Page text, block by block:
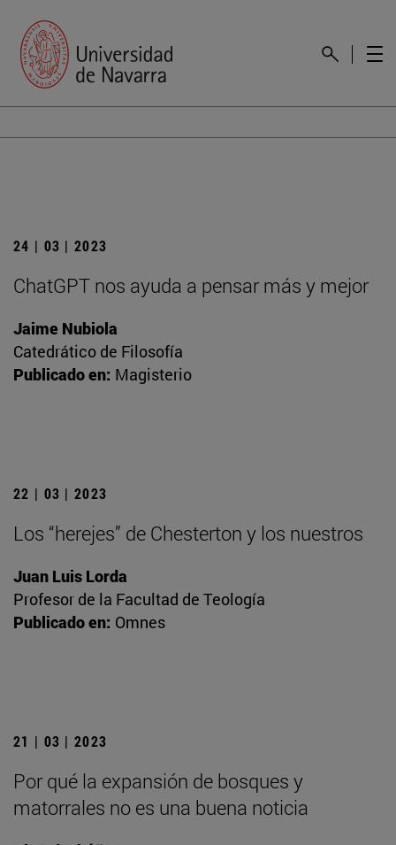
24 | 03 | 2023
ChatGPT nos ayuda a pensar más y mejor
Jaime Nubiola
Catedrático de Filosofía
Publicado en: Magisterio
22 | 03 | 2023
Los “herejes” de Chesterton y los nuestros
Juan Luis Lorda
Profesor de la Facultad de Teología
Publicado en: Omnes
21 | 03 | 2023
Por qué la expansión de bosques y
matorrales no es una buena noticia